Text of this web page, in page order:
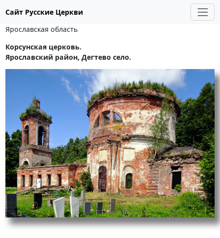
Сайт Русские Церкви
Ярославская область
Корсунская церковь.
Ярославский район, Дегтево село.